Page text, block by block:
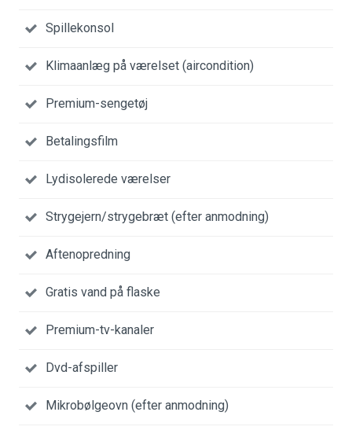
Spillekonsol
Klimaanlæg på værelset (aircondition)
Premium-sengetøj
Betalingsfilm
Lydisolerede værelser
Strygejern/strygebræt (efter anmodning)
Aftenopredning
Gratis vand på flaske
Premium-tv-kanaler
Dvd-afspiller
Mikrobølgeovn (efter anmodning)